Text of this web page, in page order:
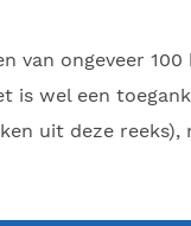
ongeveer
wel een
uit deze